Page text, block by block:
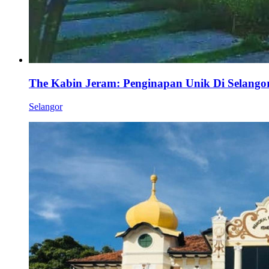
The Kabin Jeram: Penginapan Unik Di
Selangor